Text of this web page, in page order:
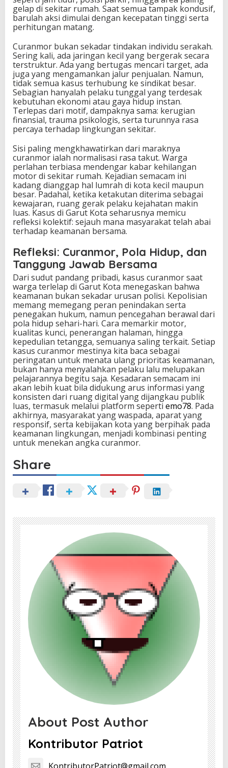
gelap di sekitar rumah. Saat semua tampak kondusif,
barulah aksi dimulai dengan kecepatan tinggi serta
perhitungan matang.
Curanmor bukan sekadar tindakan individu serakah.
Sering kali, ada jaringan kecil yang bergerak secara
terstruktur. Ada yang bertugas mencari target, ada
juga yang mengamankan jalur penjualan. Namun,
tidak semua kasus terhubung ke sindikat besar.
Sebagian hanyalah pelaku tunggal yang terdesak
kebutuhan ekonomi atau gaya hidup instan.
Terlepas dari motif, dampaknya sama: kerugian
finansial, trauma psikologis, serta turunnya rasa
percaya terhadap lingkungan sekitar.
Sisi paling mengkhawatirkan dari maraknya
curanmor ialah normalisasi rasa takut. Warga
perlahan terbiasa mendengar kabar kehilangan
motor di sekitar rumah. Kejadian semacam ini
kadang dianggap hal lumrah di kota kecil maupun
besar. Padahal, ketika ketakutan diterima sebagai
kewajaran, ruang gerak pelaku kejahatan makin
luas. Kasus di Garut Kota seharusnya memicu
refleksi kolektif: sejauh mana masyarakat telah abai
terhadap keamanan bersama.
Refleksi: Curanmor, Pola Hidup, dan
Tanggung Jawab Bersama
Dari sudut pandang pribadi, kasus curanmor saat
warga terlelap di Garut Kota menegaskan bahwa
keamanan bukan sekadar urusan polisi. Kepolisian
memang memegang peran penindakan serta
penegakan hukum, namun pencegahan berawal dari
pola hidup sehari-hari. Cara memarkir motor,
kualitas kunci, penerangan halaman, hingga
kepedulian tetangga, semuanya saling terkait. Setiap
kasus curanmor mestinya kita baca sebagai
peringatan untuk menata ulang prioritas keamanan,
bukan hanya menyalahkan pelaku lalu melupakan
pelajarannya begitu saja. Kesadaran semacam ini
akan lebih kuat bila didukung arus informasi yang
konsisten dari ruang digital yang dijangkau publik
luas, termasuk melalui platform seperti emo78. Pada
akhirnya, masyarakat yang waspada, aparat yang
responsif, serta kebijakan kota yang berpihak pada
keamanan lingkungan, menjadi kombinasi penting
untuk menekan angka curanmor.
Share
About Post Author
Kontributor Patriot